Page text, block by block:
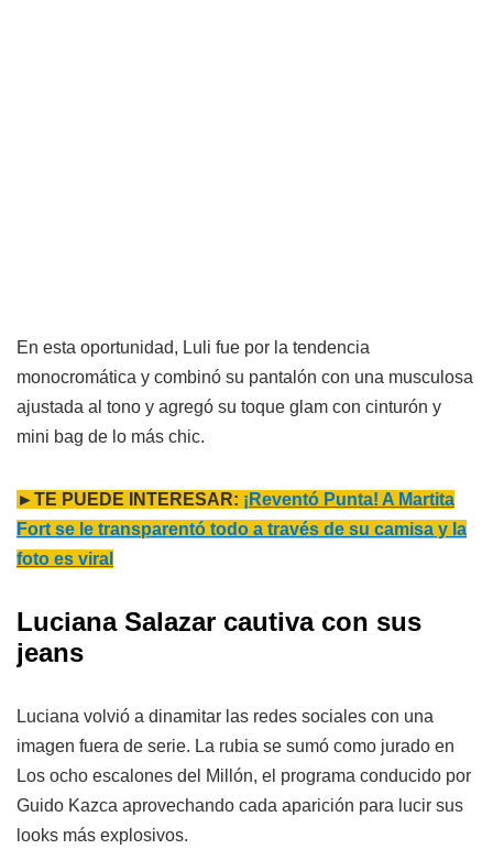
En esta oportunidad, Luli fue por la tendencia
monocromática y combinó su pantalón con una musculosa
ajustada al tono y agregó su toque glam con cinturón y
mini bag de lo más chic.
►TE PUEDE INTERESAR: ¡Reventó Punta! A Martita
Fort se le transparentó todo a través de su camisa y la
foto es viral
Luciana Salazar cautiva con sus
jeans
Luciana volvió a dinamitar las redes sociales con una
imagen fuera de serie. La rubia se sumó como jurado en
Los ocho escalones del Millón, el programa conducido por
Guido Kazca aprovechando cada aparición para lucir sus
looks más explosivos.